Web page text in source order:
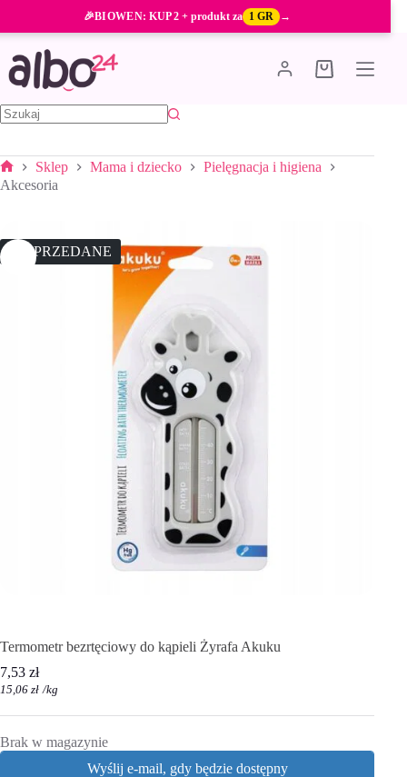
treści
🎉BIOWEN: KUP 2 + produkt za 1 GR →
Koszyk
Strona
Sklep Mama i dziecko
Pielęgnacja i higiena
Akcesoria
WYPRZEDANE
Termometr bezrtęciowy do kąpieli Żyrafa Akuku
7,53 zł
15,06 zł /kg
Brak w magazynie
Wyślij e-mail, gdy będzie dostępny